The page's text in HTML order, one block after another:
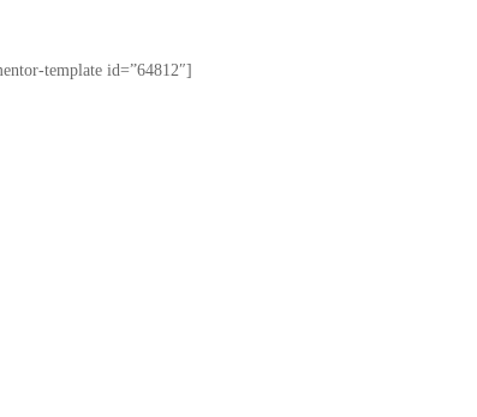
template id=”64812″]